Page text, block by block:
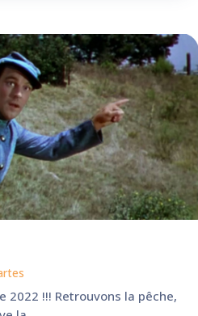
2022 !!! Retrouvons la pêche,